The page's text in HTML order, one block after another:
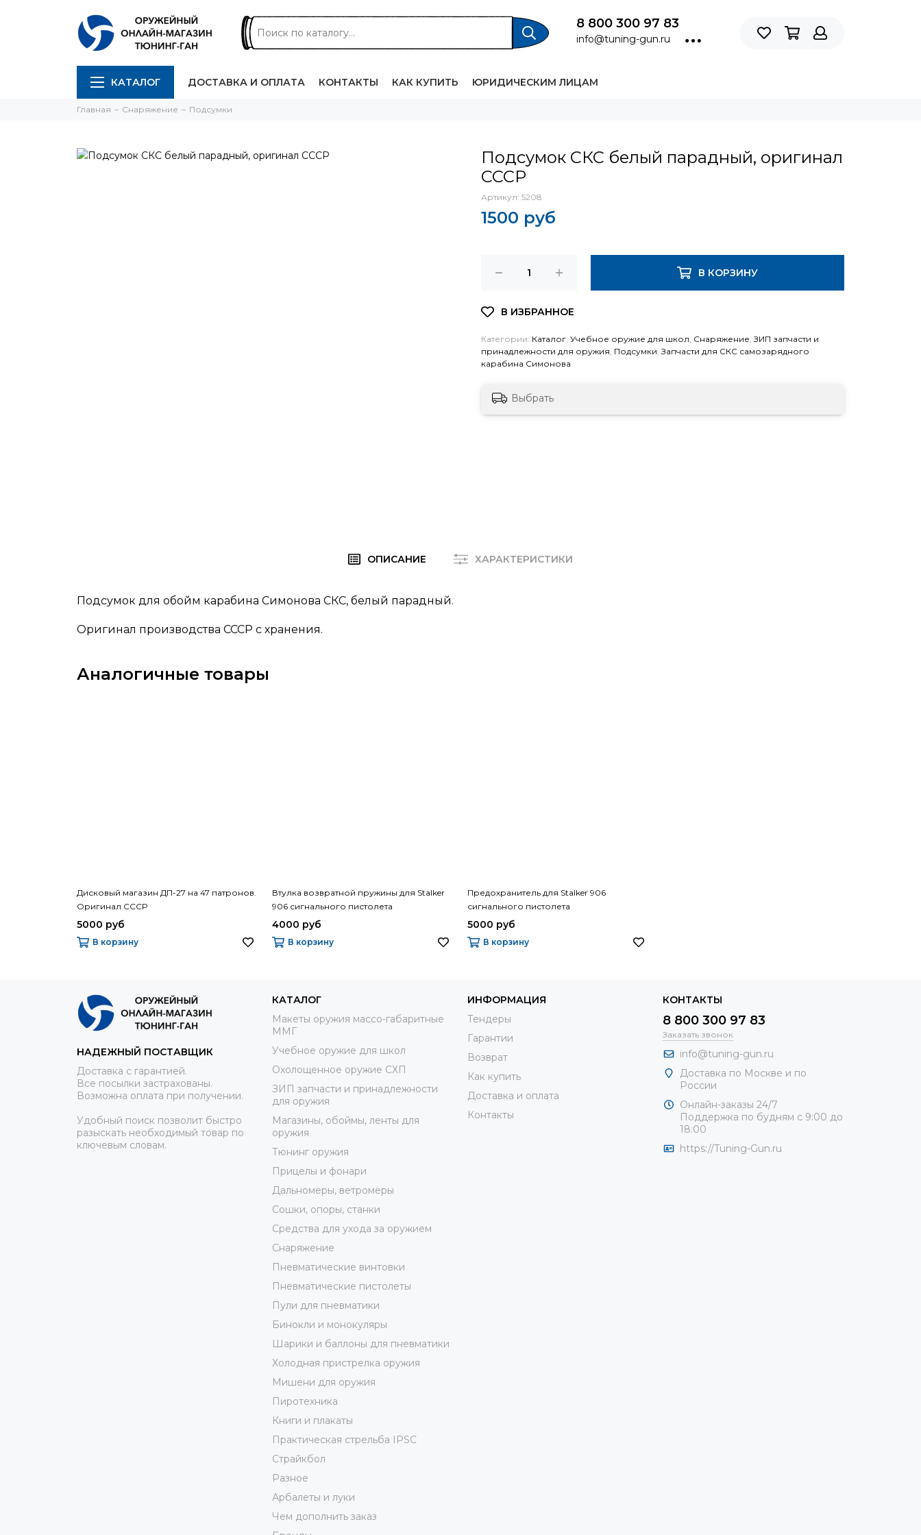
8 800 300 97 83
info@tuning-gun.ru
КАТАЛОГ ДОСТАВКА И ОПЛАТА КОНТАКТЫ КАК КУПИТЬ ЮРИДИЧЕСКИМ ЛИЦАМ
Главная Снаряжение Подсумки
Подсумок СКС белый парадный, оригинал
СССР
Артикул: 5208
1500 руб
В КОРЗИНУ
Категории: Каталог, Учебное оружие для школ, Снаряжение,ЗИП запчасти и
принадлежности для оружия, Подсумки,Запчасти для СКС самозарядного
карабина Симонова
Выбрать
ОПИСАНИЕ ХАРАКТЕРИСТИКИ
Подсумок для обойм карабина Симонова СКС, белый парадный.
Оригинал производства СССР с хранения.
Аналогичные товары
Дисковый магазин ДП-27 на 47 патронов.
Оригинал СССР
5000 руб
В корзину
Втулка возвратной пружины для Stalker
906 сигнального пистолета
4000 руб
В корзину
Предохранитель для Stalker 906
сигнального пистолета
5000 руб
В корзину
НАДЕЖНЫЙ ПОСТАВЩИК
Доставка с гарантией.
Все посылки застрахованы.
Возможна оплата при получении.
Удобный поиск позволит быстро
разыскать необходимый товар по
ключевым словам.
КАТАЛОГ
Макеты оружия массо-габаритные
ММГ
Учебное оружие для школ
Охолощенное оружие СХП
ЗИП запчасти и принадлежности
для оружия
Магазины, обоймы, ленты для
оружия
Тюнинг оружия
Прицелы и фонари
Дальномеры, ветромеры
Сошки, опоры, станки
Средства для ухода за оружием
Снаряжение
Пневматические винтовки
Пневматические пистолеты
Пули для пневматики
Бинокли и монокуляры
Шарики и баллоны для пневматики
Холодная пристрелка оружия
Мишени для оружия
Пиротехника
Книги и плакаты
Практическая стрельба IPSC
Страйкбол
Разное
Арбалеты и луки
Чем дополнить заказ
ИНФОРМАЦИЯ
Тендеры
Гарантии
Возврат
Как купить
Доставка и оплата
Контакты
КОНТАКТЫ
8 800 300 97 83
Заказать звонок
info@tuning-gun.ru
Доставка по Москве и по
России
Онлайн-заказы 24/7
Поддержка по будням с 9:00 до
18:00
https://Tuning-Gun.ru